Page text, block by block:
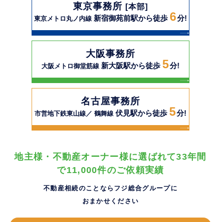
大阪事務所
大阪メトロ御堂筋線 新大阪駅から徒歩 5分!
東京事務所 [本部]
東京メトロ丸ノ内線 新宿御苑前駅から徒歩 6分!
名古屋事務所
市営地下鉄東山線／ 鶴舞線 伏見駅から徒歩 5分!
地主様・不動産オーナー様に選ばれて33年間
で11,000件のご依頼実績
不動産相続のことならフジ総合グループに
おまかせください